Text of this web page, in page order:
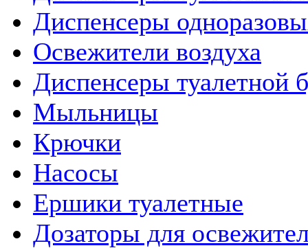
Диспенсеры
Освежители воздуха
Диспенсеры туалетной
Мыльницы
Крючки
Насосы
Ершики туалетные
Дозаторы для